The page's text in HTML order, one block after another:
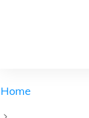
Home